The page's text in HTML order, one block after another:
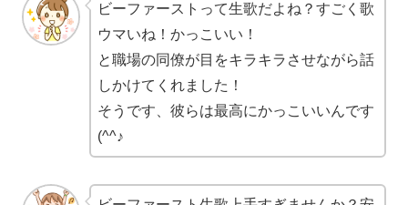
ビーファーストって生歌だよね？すごく歌
ウマいね！かっこいい！
と職場の同僚が目をキラキラさせながら話
しかけてくれました！
そうです、彼らは最高にかっこいいんです
(^^♪